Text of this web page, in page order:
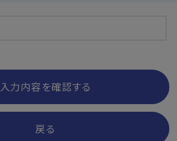
入力内容を確認する
戻る